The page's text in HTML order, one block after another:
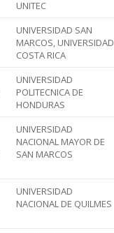
UNITEC
UNIVERSIDAD SAN
MARCOS, UNIVERSIDAD
COSTA RICA
UNIVERSIDAD
POLITECNICA DE
HONDURAS
UNIVERSIDAD
NACIONAL MAYOR DE
SAN MARCOS
UNIVERSIDAD
NACIONAL DE QUILMES